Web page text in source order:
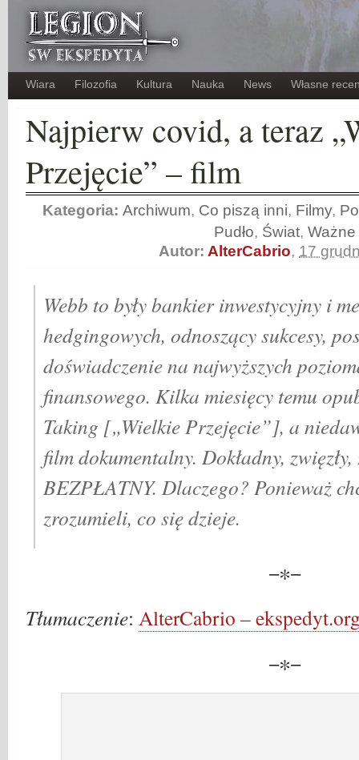
Wiara Filozofia Kultura Nauka News Własne
Najpierw covid, a teraz
Przejęcie” – film
Kategoria:Archiwum, Co piszą inni, Filmy,
Pudło, Świat,Ważne
Autor: AlterCabrio, 17
Webb to były bankier inwestycyjny i
hedgingowych, odnoszący sukcesy,
doświadczenie na najwyższych
finansowego. Kilka miesięcy temu
Taking [„Wielkie Przejęcie”], a
film dokumentalny. Dokładny,
BEZPŁATNY. Dlaczego? Ponieważ
zrozumieli, co się dzieje.
−∗−
Tłumaczenie: AlterCabrio –
−∗−